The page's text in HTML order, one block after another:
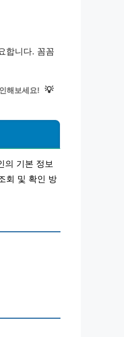
합니다. 꼼꼼
해보세요! 💡
의 기본 정보
회 및 확인 방